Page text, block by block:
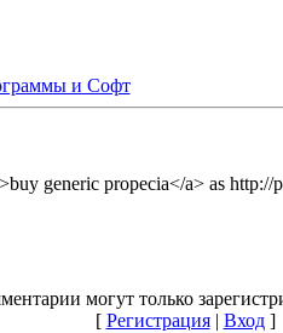
и Софт
generic propecia</a> as
могут только
[ Регистрация| Вход]